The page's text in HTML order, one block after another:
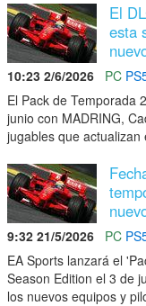
El
esta
10:23 2/6/2026 PC
El Pack de Temporada
junio con MADRING,
jugables que
9:32 21/5/2026 PC
EA Sports lanzará el
Season Edition el 3 de
los nuevos equipos y